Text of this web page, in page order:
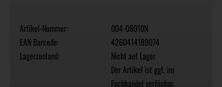
Artikel-Nummer:
004-08010N
EAN Barcode:
4260414189074
Lagerzustand:
Nicht auf Lager
Der Artikel ist ggf. im
Fachhandel verfügbar.